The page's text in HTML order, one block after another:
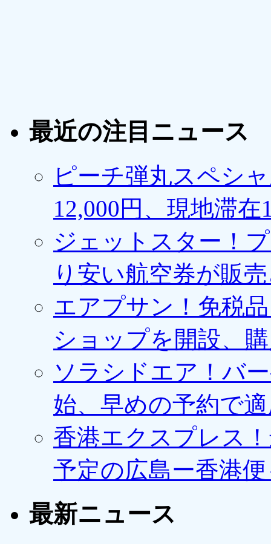
最近の注目ニュース
ピーチ弾丸スペシ
12,000円、現地滞
ジェットスター！
り安い航空券が販
エアプサン！免税
ショップを開設、
ソラシドエア！バ
始、早めの予約で
香港エクスプレス
予定の広島ー香港
最新ニュース